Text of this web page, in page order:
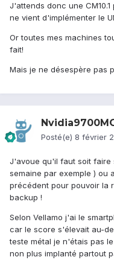
J'attends donc une
ne vient d'implémenter le
Or toutes mes machines
fait!
Mais je ne désespère pas
Posté(e) 8 février
J'avoue qu'il faut soit faire
semaine par exemple ) ou
précédent pour pouvoir la
backup !
Selon Vellamo j'ai le
car le score s'élevait au-
teste métal je n'étais pas
non plus implanté partout